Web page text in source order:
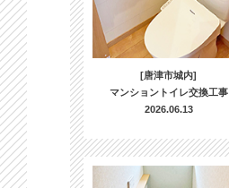
[唐津市城内]
マンショントイレ交換工事
2026.06.13